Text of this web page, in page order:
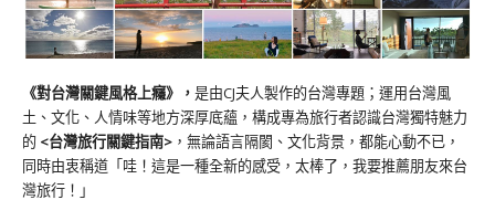
《對台灣關鍵風格上癮》 ， 是由CJ夫人製作的台灣專題；運用台灣風
土、文化、人情味等地方深厚底蘊，構成專為旅行者認識台灣獨特魅力
的 <台灣旅行關鍵指南> ，無論語言隔閡、文化背景，都能心動不已，
同時由衷稱道「哇！這是一種全新的感受，太棒了，我要推薦朋友來台
灣旅行！」